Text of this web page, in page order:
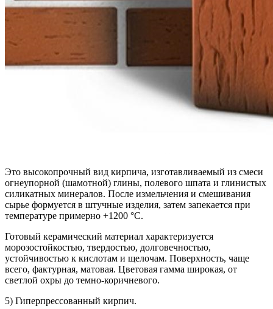
Это высокопрочный вид кирпича, изготавливаемый из смеси
огнеупорной (шамотной) глины, полевого шпата и глинистых
силикатных минералов. После измельчения и смешивания
сырье формуется в штучные изделия, затем запекается при
температуре примерно +1200 °C.
Готовый керамический материал характеризуется
морозостойкостью, твердостью, долговечностью,
устойчивостью к кислотам и щелочам. Поверхность, чаще
всего, фактурная, матовая. Цветовая гамма широкая, от
светлой охры до темно-коричневого.
5) Гиперпрессованный кирпич.